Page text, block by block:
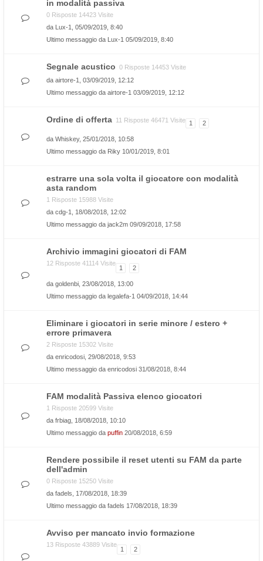
in modalità passiva
0 Risposte 14423 Visite
da Lux-1
, 05/09/2019, 8:40
Ultimo messaggio da Lux-1 05/09/2019, 8:40
Segnale acustico 0 Risposte 14453 Visite
da airtore-1
, 03/09/2019, 12:12
Ultimo messaggio da airtore-1 03/09/2019, 12:12
Ordine di offerta 11 Risposte 46471 Visite 1 2
da Whiskey, 25/01/2018, 10:58
Ultimo messaggio da Riky 10/01/2019, 8:01
estrarre una sola volta il giocatore con modalità
asta random
1 Risposte 15988 Visite
da cdg-1
, 18/08/2018, 12:02
Ultimo messaggio da jack2m 09/09/2018, 17:58
Archivio immagini giocatori di FAM
12 Risposte 41114 Visite
1 2
da goldenbi , 23/08/2018, 13:00
Ultimo messaggio da legalefa-1 04/09/2018, 14:44
Eliminare i giocatori in serie minore / estero +
errore primavera
2 Risposte 15302 Visite
da enricodosi , 29/08/2018, 9:53
Ultimo messaggio da enricodosi 31/08/2018, 8:44
FAM modalità Passiva elenco giocatori
1 Risposte 20599 Visite
da frbiag , 18/08/2018, 10:10
Ultimo messaggio da puffin 20/08/2018, 6:59
Rendere possibile il reset utenti su FAM da parte
dell'admin
0 Risposte 15250 Visite
da fadels , 17/08/2018, 18:39
Ultimo messaggio da fadels 17/08/2018, 18:39
Avviso per mancato invio formazione
13 Risposte 43889 Visite
1 2